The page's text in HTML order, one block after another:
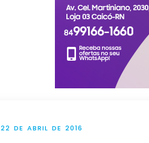
22 DE ABRIL DE 2016